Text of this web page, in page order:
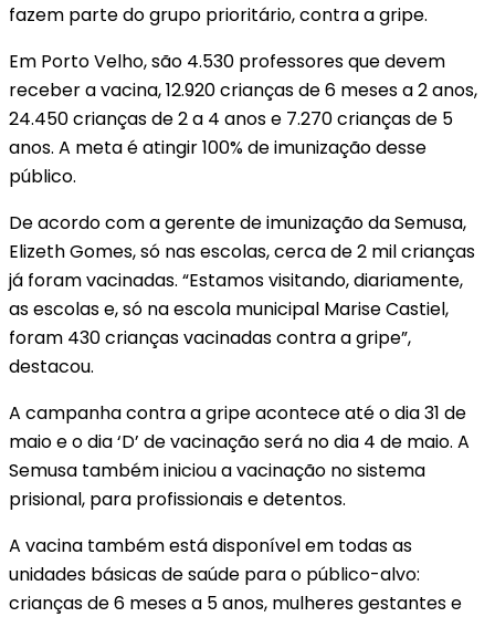
fazem parte do grupo prioritário, contra a gripe.
Em Porto Velho, são 4.530 professores que devem
receber a vacina, 12.920 crianças de 6 meses a 2 anos,
24.450 crianças de 2 a 4 anos e 7.270 crianças de 5
anos. A meta é atingir 100% de imunização desse
público.
De acordo com a gerente de imunização da Semusa,
Elizeth Gomes, só nas escolas, cerca de 2 mil crianças
já foram vacinadas. “Estamos visitando, diariamente,
as escolas e, só na escola municipal Marise Castiel,
foram 430 crianças vacinadas contra a gripe”,
destacou.
A campanha contra a gripe acontece até o dia 31 de
maio e o dia ‘D’ de vacinação será no dia 4 de maio. A
Semusa também iniciou a vacinação no sistema
prisional, para profissionais e detentos.
A vacina também está disponível em todas as
unidades básicas de saúde para o público-alvo:
crianças de 6 meses a 5 anos, mulheres gestantes e